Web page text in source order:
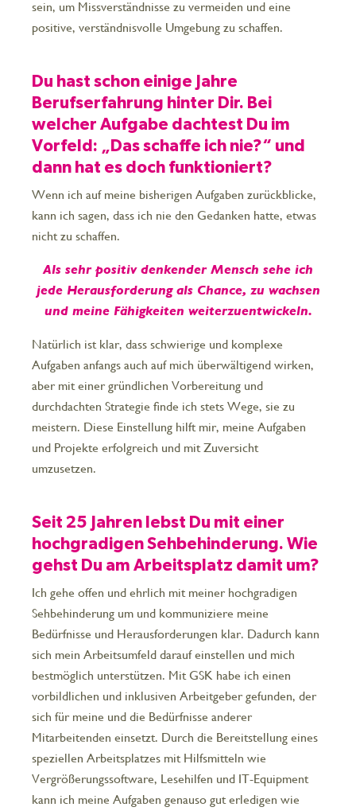
sein, um Missverständnisse zu vermeiden und eine
positive, verständnisvolle Umgebung zu schaffen.
Du hast schon einige Jahre
Berufserfahrung hinter Dir. Bei
welcher Aufgabe dachtest Du im
Vorfeld: „Das schaffe ich nie?“ und
dann hat es doch funktioniert?
Wenn ich auf meine bisherigen Aufgaben zurückblicke,
kann ich sagen, dass ich nie den Gedanken hatte, etwas
nicht zu schaffen.
Als sehr positiv denkender Mensch sehe ich
jede Herausforderung als Chance, zu wachsen
und meine Fähigkeiten weiterzuentwickeln.
Natürlich ist klar, dass schwierige und komplexe
Aufgaben anfangs auch auf mich überwältigend wirken,
aber mit einer gründlichen Vorbereitung und
durchdachten Strategie finde ich stets Wege, sie zu
meistern. Diese Einstellung hilft mir, meine Aufgaben
und Projekte erfolgreich und mit Zuversicht
umzusetzen.
Seit 25 Jahren lebst Du mit einer
hochgradigen Sehbehinderung. Wie
gehst Du am Arbeitsplatz damit um?
Ich gehe offen und ehrlich mit meiner hochgradigen
Sehbehinderung um und kommuniziere meine
Bedürfnisse und Herausforderungen klar. Dadurch kann
sich mein Arbeitsumfeld darauf einstellen und mich
bestmöglich unterstützen. Mit GSK habe ich einen
vorbildlichen und inklusiven Arbeitgeber gefunden, der
sich für meine und die Bedürfnisse anderer
Mitarbeitenden einsetzt. Durch die Bereitstellung eines
speziellen Arbeitsplatzes mit Hilfsmitteln wie
Vergrößerungssoftware, Lesehilfen und IT-Equipment
kann ich meine Aufgaben genauso gut erledigen wie